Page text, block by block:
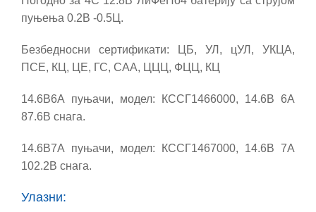
пуњења 0.2В -0.5Ц.
Безбедносни сертификати: ЦБ, УЛ, цУЛ, УКЦА,
ПСЕ, КЦ, ЦЕ, ГС, САА, ЦЦЦ, ФЦЦ, КЦ
14.6В6А пуњачи, модел: КССГ1466000, 14.6В 6А
87.6В снага.
14.6В7А пуњачи, модел: КССГ1467000, 14.6В 7А
102.2В снага.
Улазни: